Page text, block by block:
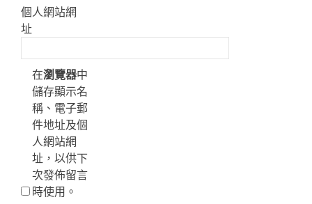
個人網站網
址
在瀏覽器中
儲存顯示名
稱、電子郵
件地址及個
人網站網
址，以供下
次發佈留言
時使用。